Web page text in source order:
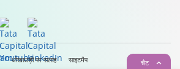
धोखाधड़ी पर सलाह साइटमैप चैट